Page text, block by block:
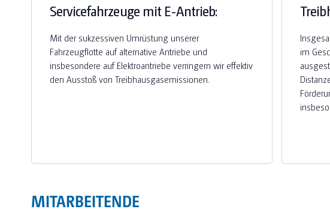
Servicefahrzeuge mit E-Antrieb:
Mit der sukzessiven Umrüstung unserer
Fahrzeugflotte auf alternative Antriebe und
insbesondere auf Elektroantriebe verringern wir effektiv
den Ausstoß von Treibhausgasemissionen.
im
MITARBEITENDE